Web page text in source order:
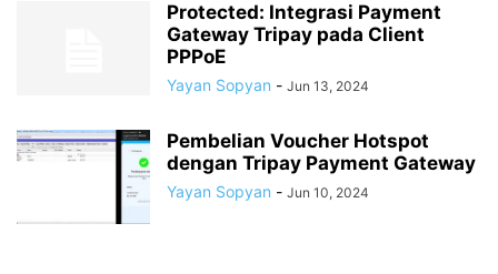
Protected: Integrasi Payment
Gateway Tripay pada Client
PPPoE
Yayan Sopyan - Jun 13, 2024
Pembelian Voucher Hotspot
dengan Tripay Payment Gateway
Yayan Sopyan - Jun 10, 2024